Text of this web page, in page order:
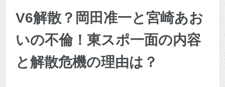
V6解散？岡田准一と宮崎あお
いの不倫！東スポ一面の内容
と解散危機の理由は？